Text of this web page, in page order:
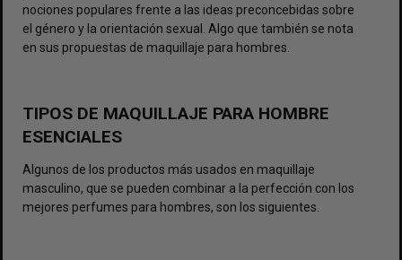
nociones populares frente a las ideas preconcebidas sobre
el género y la orientación sexual. Algo que también se nota
en sus propuestas de maquillaje para hombres.
TIPOS DE MAQUILLAJE PARA HOMBRE
ESENCIALES
Algunos de los productos más usados en maquillaje
masculino, que se pueden combinar a la perfección con los
mejores perfumes para hombres, son los siguientes.